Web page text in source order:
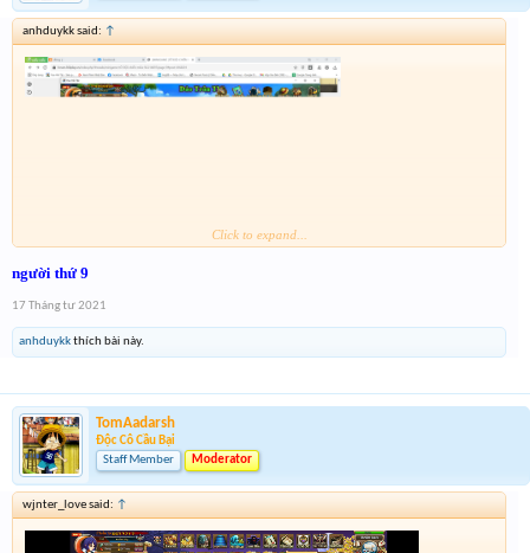
anhduykk said: ↑
e nhầm ảnh ạ ^^ ad thông cảm
Click to expand...
người thứ 9
17 Tháng tư 2021
anhduykkthích bài này.
TomAadarsh
Độc Cô Cầu Bại
Staff Member
Moderator
wjnter_love said: ↑